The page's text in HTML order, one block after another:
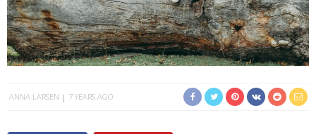
ANNA LARSEN 7 YEARS AGO